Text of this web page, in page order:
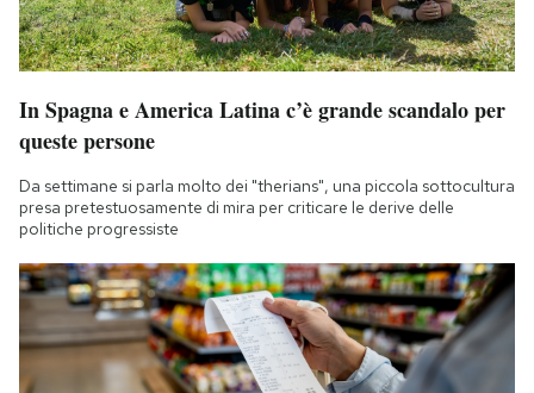
In Spagna e America Latina c’è grande scandalo per
queste persone
Da settimane si parla molto dei "therians", una piccola sottocultura
presa pretestuosamente di mira per criticare le derive delle
politiche progressiste